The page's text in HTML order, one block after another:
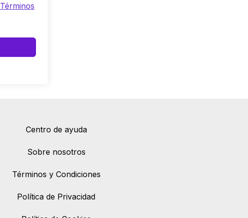
Términos
Centro de ayuda
Sobre nosotros
Términos y Condiciones
Política de Privacidad